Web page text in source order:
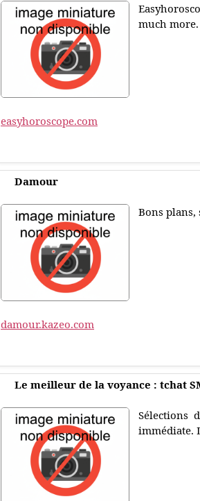
much more.
easyhoroscope.com
Damour
Bons
damour.kazeo.com
Le meilleur de la voyance : tchat
Sélections
immédiate.